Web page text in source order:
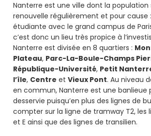
Nanterre est une ville dont la population
renouvelle régulièrement et pour cause
étudiante avec le grand campus de
c’est donc un lieu très propice à
Nanterre est divisée en 8 quartiers :
Plateau, Parc-La-Boule-Champs
République-Université, Petit
l’île, Centre et Vieux Pont. Au niveau
en commun, Nanterre est une banlieue
desservie puisqu’en plus des lignes de
compter sur la ligne de tramway T2, les
et E ainsi que des lignes de transilien.